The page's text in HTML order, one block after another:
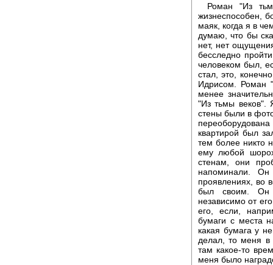
Роман "Из
жизнеспособен,
маяк, когда я в
думаю, что бы
нет, нет
бесследно
человеком был,
стал, это,
Идрисом. Роман
менее
"Из тьмы веков".
стены были в
квартирой был
тем более никто
ему любой
стенам, они
напоминали.
проявлениях, во
был своим. Он
независимо от
его, если,
бумаги с места
какая бумага у
делал, то меня в
там какое-то
меня было